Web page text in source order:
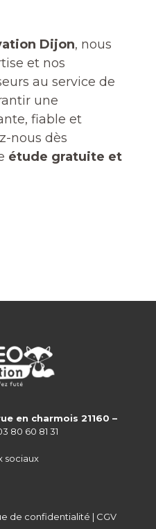
Dijon, nous
et nos
au service de
une
fiable et
nous dès
étude gratuite et
en charmois 21160 –
80 60 81 31
sociaux
de confidentialité | CGV